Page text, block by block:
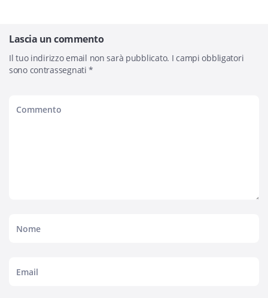
Lascia un commento
Il tuo indirizzo email non sarà pubblicato. I campi obbligatori
sono contrassegnati*